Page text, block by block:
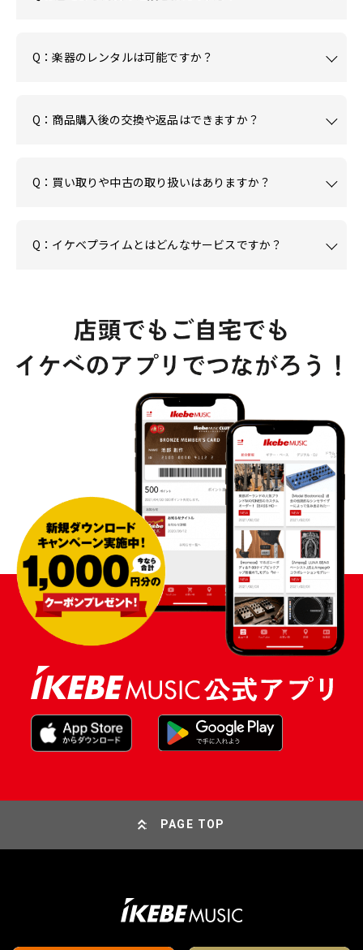
Q：楽器のレンタルは可能ですか？
Q：商品購入後の交換や返品はできますか？
Q：買い取りや中古の取り扱いはありますか？
Q：イケベプライムとはどんなサービスですか？
PAGE TOP